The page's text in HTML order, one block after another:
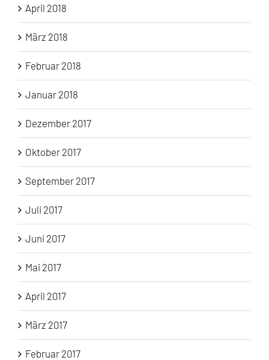
April 2018
März 2018
Februar 2018
Januar 2018
Dezember 2017
Oktober 2017
September 2017
Juli 2017
Juni 2017
Mai 2017
April 2017
März 2017
Februar 2017